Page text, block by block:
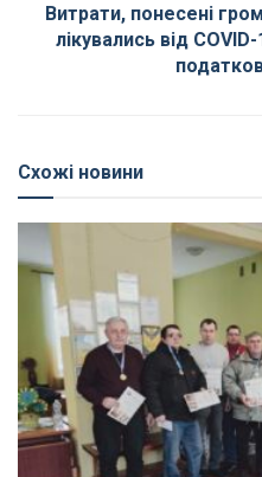
Витрати, понесені
лікувались від
Схожі новини